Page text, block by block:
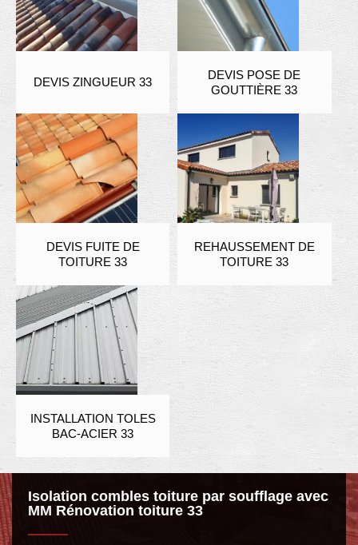
DEVIS ZINGUEUR 33
DEVIS POSE DE
GOUTTIÈRE 33
DEVIS FUITE DE
TOITURE 33
REHAUSSEMENT DE
TOITURE 33
INSTALLATION TOLES
BAC-ACIER 33
Isolation combles toiture par soufflage avec
MM Rénovation toiture 33